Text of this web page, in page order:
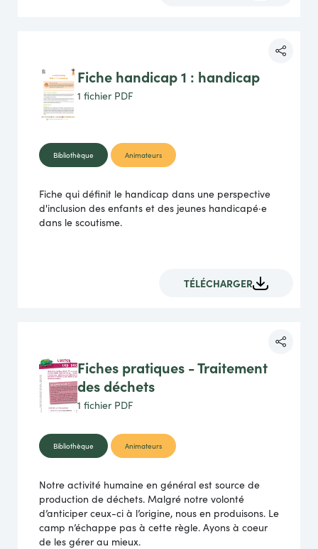
Fiche handicap 1 : handicap
1 fichier PDF
Bibliothèque Animateurs
Fiche qui définit le handicap dans une perspective
d'inclusion des enfants et des jeunes handicapé·e
dans le scoutisme.
TÉLÉCHARGER
Fiches pratiques - Traitement
des déchets
1 fichier PDF
Bibliothèque Animateurs
Notre activité humaine en général est source de
production de déchets. Malgré notre volonté
d’anticiper ceux-ci à l’origine, nous en produisons. Le
camp n’échappe pas à cette règle. Ayons à coeur
de les gérer au mieux.